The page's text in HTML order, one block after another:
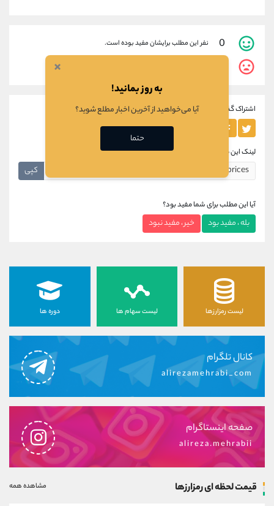
0 نفر این مطلب برایشان مفید بوده است.
اشتراک گذاری این مطلب
لینک این مطلب
کپی
آیا این مطلب برای شما مفید بود؟
بله ، مفید بود خیر ، مفید نبود
لیست رمزارزها لیست سهام ها دوره ها
کانال تلگرام
alirezamehrabi_com
صفحه اینستاگرام
alireza.mehrabii
قیمت لحظه ای رمزارزها مشاهده همه
×
به روز بمانید!
آیا می‌خواهید از آخرین اخبار مطلع شوید؟
حتما